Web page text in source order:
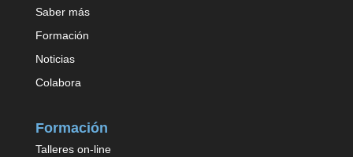
Saber más
Formación
Noticias
Colabora
Formación
Talleres on-line